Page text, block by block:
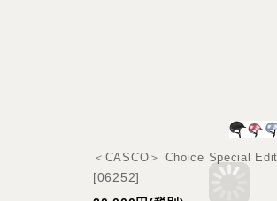
＜CASCO＞ Choice Special
[06252]